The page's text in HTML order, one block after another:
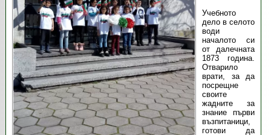
Учебното
дело в селото
води
началото си
от далечната
1873 година.
Отварило
врати, за да
посрещне
своите
жадните за
знание първи
възпитаници,
готови да